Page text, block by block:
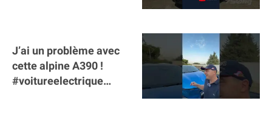
J’ai un problème avec
cette alpine A390 !
#voitureelectrique